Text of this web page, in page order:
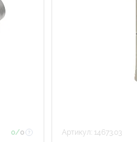
0/0 Артикул: 14673.03